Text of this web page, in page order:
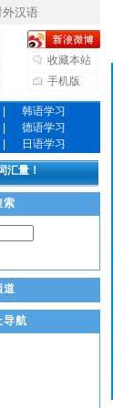
外汉语
收藏本站
手机版
韩语学习
德语学习
日语学习
汇量！
索
道
导航